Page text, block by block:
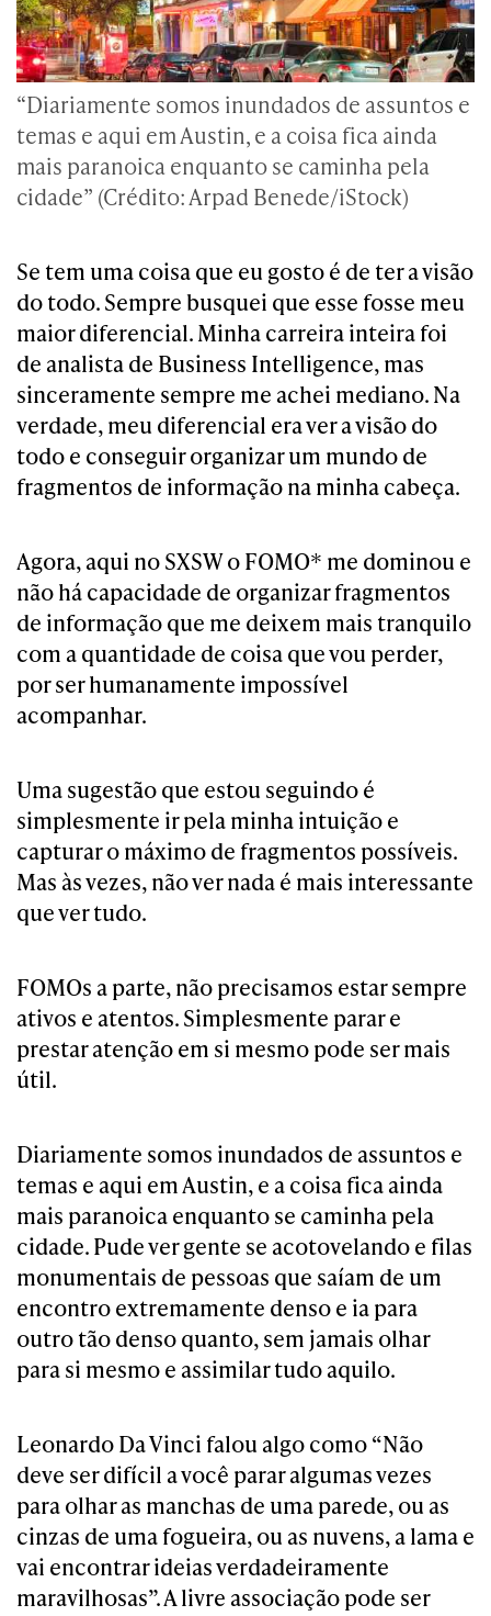
“Diariamente somos inundados de assuntos e
temas e aqui em Austin, e a coisa fica ainda
mais paranoica enquanto se caminha pela
cidade” (Crédito: Arpad Benede/iStock)
Se tem uma coisa que eu gosto é de ter a visão
do todo. Sempre busquei que esse fosse meu
maior diferencial. Minha carreira inteira foi
de analista de Business Intelligence, mas
sinceramente sempre me achei mediano. Na
verdade, meu diferencial era ver a visão do
todo e conseguir organizar um mundo de
fragmentos de informação na minha cabeça.
Agora, aqui no SXSW o FOMO* me dominou e
não há capacidade de organizar fragmentos
de informação que me deixem mais tranquilo
com a quantidade de coisa que vou perder,
por ser humanamente impossível
acompanhar.
Uma sugestão que estou seguindo é
simplesmente ir pela minha intuição e
capturar o máximo de fragmentos possíveis.
Mas às vezes, não ver nada é mais interessante
que ver tudo.
FOMOs a parte, não precisamos estar sempre
ativos e atentos. Simplesmente parar e
prestar atenção em si mesmo pode ser mais
útil.
Diariamente somos inundados de assuntos e
temas e aqui em Austin, e a coisa fica ainda
mais paranoica enquanto se caminha pela
cidade. Pude ver gente se acotovelando e filas
monumentais de pessoas que saíam de um
encontro extremamente denso e ia para
outro tão denso quanto, sem jamais olhar
para si mesmo e assimilar tudo aquilo.
Leonardo Da Vinci falou algo como “Não
deve ser difícil a você parar algumas vezes
para olhar as manchas de uma parede, ou as
cinzas de uma fogueira, ou as nuvens, a lama e
vai encontrar ideias verdadeiramente
maravilhosas”. A livre associação pode ser